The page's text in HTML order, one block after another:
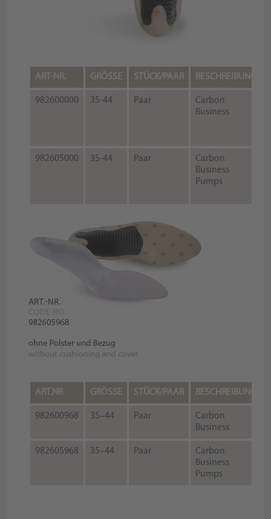
ART-NR. GRÖSSE STÜCK/PAAR BESCHREIBUNG
982600000 35-44 Paar
Carbon
Business
982605000 35-44 Paar
Carbon
Business
Pumps
ART.NR GRÖSSE STÜCK/PAAR BESCHREIBUNG
982600968 35–44 Paar
Carbon
Business
982605968 35–44 Paar
Carbon
Business
Pumps